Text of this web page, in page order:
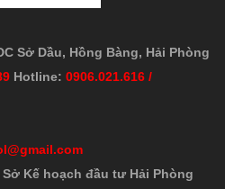
Sở Dầu, Hồng Bàng, Hải Phòng
Hotline: 0906.021.616 /
Kế hoạch đầu tư Hải Phòng